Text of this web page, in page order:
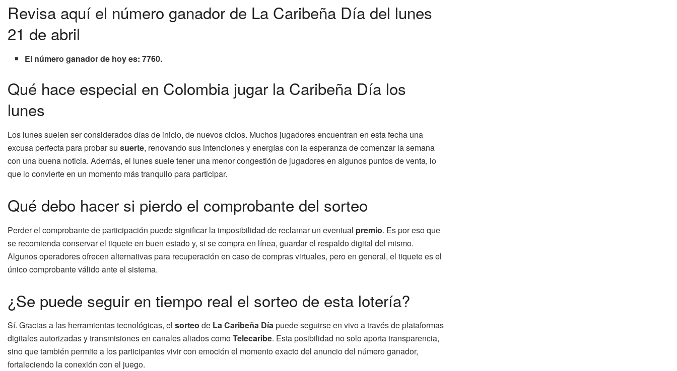
Revisa aquí el número ganador de La Caribeña Día del lunes
21 de abril
El número ganador de hoy es: 7760.
Qué hace especial en Colombia jugar la Caribeña Día los
lunes
Los lunes suelen ser considerados días de inicio, de nuevos ciclos. Muchos jugadores encuentran en esta fecha una
excusa perfecta para probar su suerte, renovando sus intenciones y energías con la esperanza de comenzar la semana
con una buena noticia. Además, el lunes suele tener una menor congestión de jugadores en algunos puntos de venta, lo
que lo convierte en un momento más tranquilo para participar.
Qué debo hacer si pierdo el comprobante del sorteo
Perder el comprobante de participación puede significar la imposibilidad de reclamar un eventual premio. Es por eso que
se recomienda conservar el tiquete en buen estado y, si se compra en línea, guardar el respaldo digital del mismo.
Algunos operadores ofrecen alternativas para recuperación en caso de compras virtuales, pero en general, el tiquete es el
único comprobante válido ante el sistema.
¿Se puede seguir en tiempo real el sorteo de esta lotería?
Sí. Gracias a las herramientas tecnológicas, el sorteo de La Caribeña Díapuede seguirse en vivo a través de plataformas
digitales autorizadas y transmisiones en canales aliados comoTelecaribe. Esta posibilidad no solo aporta transparencia,
sino que también permite a los participantes vivir con emoción el momento exacto del anuncio del número ganador,
fortaleciendo la conexión con el juego.